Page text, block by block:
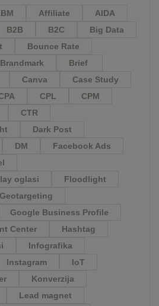
Affiliate
AIDA
B2B B2C
Big Data
Bounce Rate
Brandmark
Brief
Canva
Case Study
CPL
CPM
CTR
Dark Post
DM
Facebook Ads
oglasi
Floodlight
Geotargeting
Google Business Profile
Center
Hashtag
Infografika
Instagram
IoT
Konverzija
Lead magnet